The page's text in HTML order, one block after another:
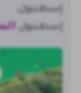
إسطنبول